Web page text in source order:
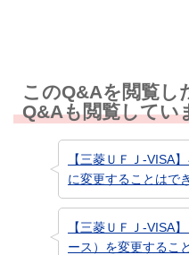
このQ&Aを閲覧し
Q&Aも閲覧してい
【三菱ＵＦＪ-VISA
に変更することはで
【三菱ＵＦＪ-VISA
ース）を変更するこ